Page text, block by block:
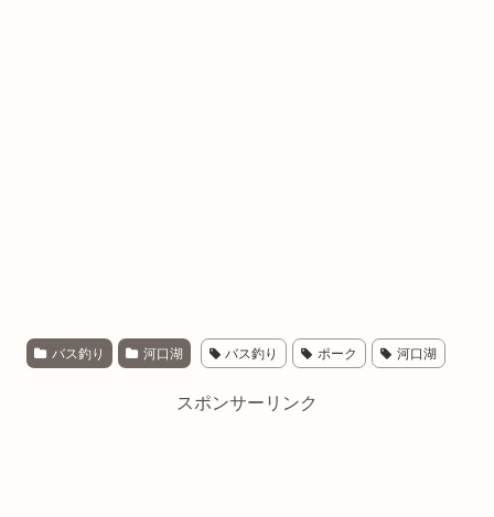
バス釣り 河口湖 バス釣り ポーク 河口湖
スポンサーリンク